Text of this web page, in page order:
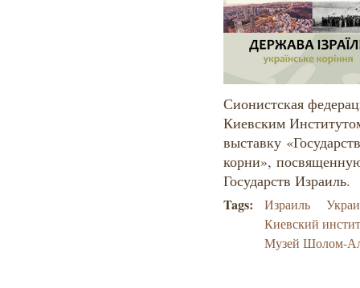
Сионистская
Киевским
выставку
корни»,
Государств Израиль.
Tags: Израиль
Киевский
Музей Шолом-